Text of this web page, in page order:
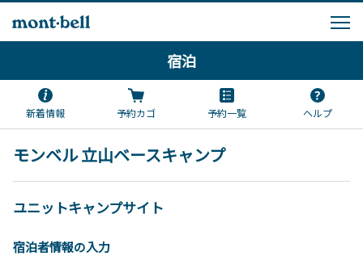
宿泊
新着情報 予約カゴ 予約一覧 ヘルプ
モンベル 立山ベースキャンプ
ユニットキャンプサイト
宿泊者情報の入力